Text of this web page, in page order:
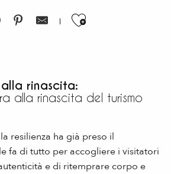
Ajouter
rinascita:
alla rinascita del turismo
resilienza ha già preso il
fa di tutto per accogliere i visitatori
e di ritemprare corpo e